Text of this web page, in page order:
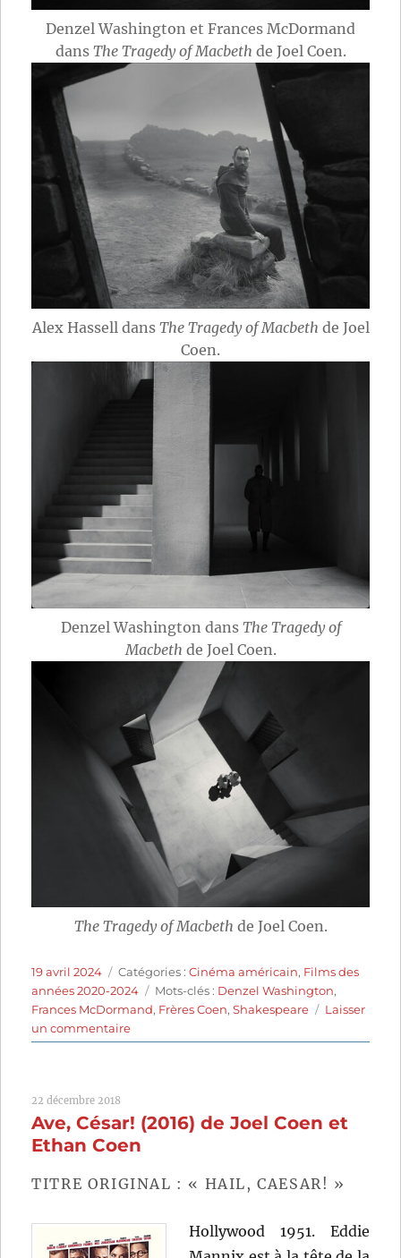
Denzel Washington et Frances McDormand
dans The Tragedy of Macbeth de Joel Coen.
Alex Hassell dans The Tragedy of Macbeth de Joel
Coen.
Denzel Washington dans The Tragedy of
Macbeth de Joel Coen.
The Tragedy of Macbeth de Joel Coen.
Publié
le
19 avril 2024 Catégories
Catégories :Cinéma américain, Films des
années 2020-2024
Étiquettes
Mots-clés : Denzel Washington,
Frances McDormand, Frères Coen,Shakespeare
Laisser
un commentairesur
The
(2021)
de
Coen
22 décembre 2018
Ave, César! (2016) de Joel Coen et
Ethan Coen
TITRE ORIGINAL : « HAIL, CAESAR! »
Hollywood 1951. Eddie